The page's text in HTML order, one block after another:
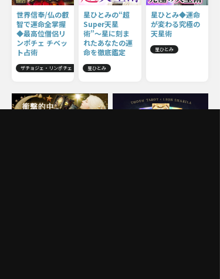
世界信奉/仏の叡
智で運命全掌握
◆最高位僧侶リ
ンポチェ チベッ
ト占術
ザチョジェ・リンポチェ
星ひとみの“超
Super天星
術”〜星に刻ま
れたあなたの運
命を徹底鑑定
星ひとみ
星ひとみ◆運命
が変わる究極の
天星術
星ひとみ